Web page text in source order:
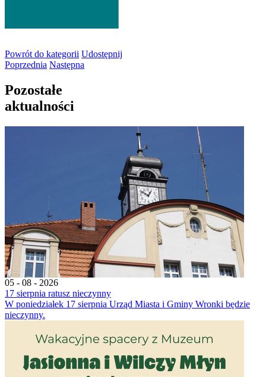
Powrót do kategorii Udostępnij
Poprzednia Następna
Pozostałe
aktualności
05 - 08 - 2026
17 sierpnia ratusz nieczynny
W poniedziałek 17 sierpnia Urząd Miasta i Gminy Wronki będzie
nieczynny.